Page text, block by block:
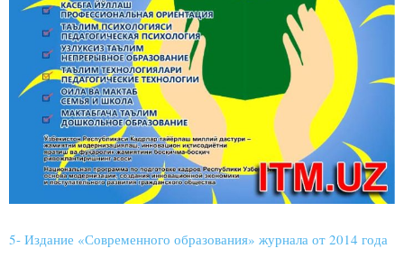
5- Издание «Современного образования» журнала от 2014 года